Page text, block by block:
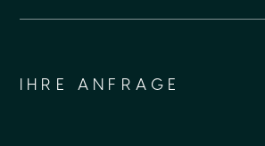
IHRE ANFRAGE